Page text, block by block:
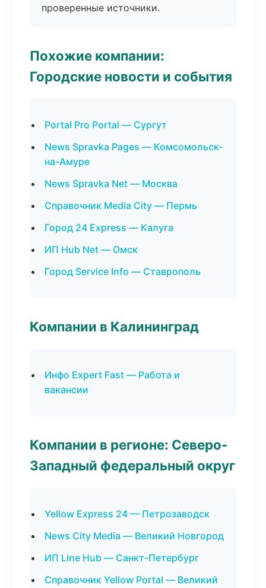
проверенные источники.
Похожие компании:
Городские новости и события
Portal Pro Portal — Сургут
News Spravka Pages — Комсомольск-
на-Амуре
News Spravka Net — Москва
Справочник Media City — Пермь
Город 24 Express — Калуга
ИП Hub Net — Омск
Город Service Info — Ставрополь
Компании в Калининград
Инфо Expert Fast — Работа и
вакансии
Компании в регионе: Северо-
Западный федеральный округ
Yellow Express 24 — Петрозаводск
News City Media — Великий Новгород
ИП Line Hub — Санкт-Петербург
Справочник Yellow Portal — Великий